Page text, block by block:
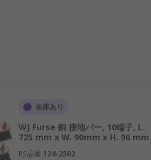
在庫あり
WJ Furse 銅 接地バー, 10端子, L.
725 mm x W. 90mm x H. 96 mm
RS品番 124-2502